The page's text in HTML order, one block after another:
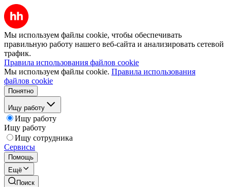
Мы используем файлы cookie, чтобы обеспечивать
правильную работу нашего веб-сайта и анализировать сетевой
трафик.
Правила использования файлов cookie
Мы используем файлы cookie. Правила использования
файлов cookie
Понятно
Ищу работу
Ищу работу
Ищу работу
Ищу сотрудника
Сервисы
Помощь
Ещё
Поиск